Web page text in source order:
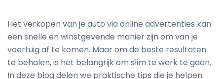
Het verkopen van je auto via online advertenties kan
een snelle en winstgevende manier zijn om van je
voertuig af te komen. Maar om de beste resultaten
te behalen, is het belangrijk om slim te werk te gaan.
In deze blog delen we praktische tips die je helpen